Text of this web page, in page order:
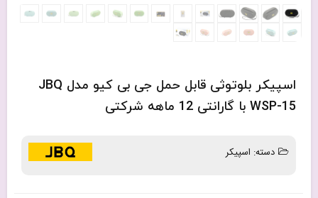
اسپیکر بلوتوثی قابل حمل جی بی کیو مدل JBQ
WSP-15 با گارانتی 12 ماهه شرکتی
دسته: اسپیکر